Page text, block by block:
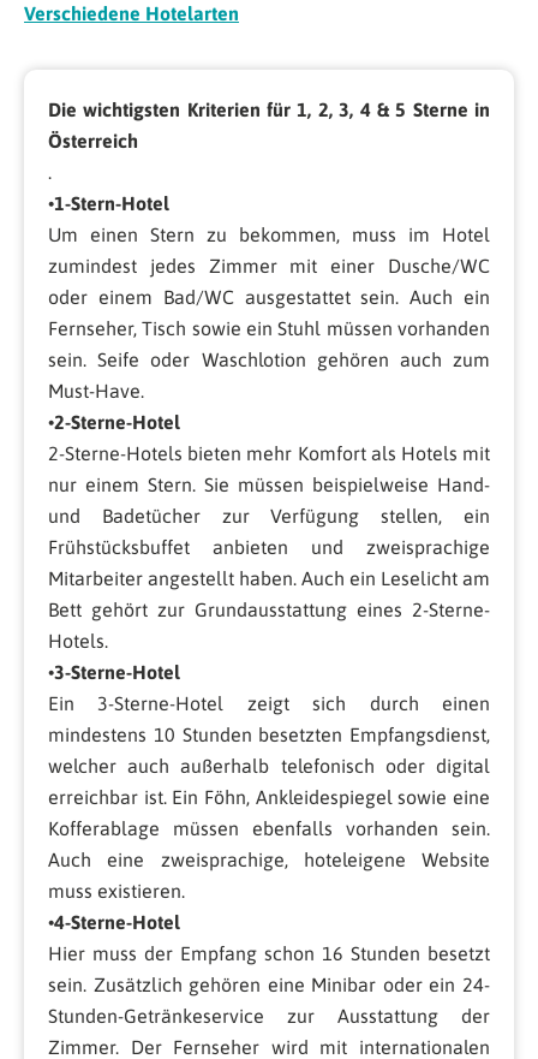
Verschiedene Hotelarten
Die wichtigsten Kriterien für 1, 2, 3, 4 & 5 Sterne in
Österreich
.
•1-Stern-Hotel
Um einen Stern zu bekommen, muss im Hotel
zumindest jedes Zimmer mit einer Dusche/WC
oder einem Bad/WC ausgestattet sein. Auch ein
Fernseher, Tisch sowie ein Stuhl müssen vorhanden
sein. Seife oder Waschlotion gehören auch zum
Must-Have.
•2-Sterne-Hotel
2-Sterne-Hotels bieten mehr Komfort als Hotels mit
nur einem Stern. Sie müssen beispielweise Hand-
und Badetücher zur Verfügung stellen, ein
Frühstücksbuffet anbieten und zweisprachige
Mitarbeiter angestellt haben. Auch ein Leselicht am
Bett gehört zur Grundausstattung eines 2-Sterne-
Hotels.
•3-Sterne-Hotel
Ein 3-Sterne-Hotel zeigt sich durch einen
mindestens 10 Stunden besetzten Empfangsdienst,
welcher auch außerhalb telefonisch oder digital
erreichbar ist. Ein Föhn, Ankleidespiegel sowie eine
Kofferablage müssen ebenfalls vorhanden sein.
Auch eine zweisprachige, hoteleigene Website
muss existieren.
•4-Sterne-Hotel
Hier muss der Empfang schon 16 Stunden besetzt
sein. Zusätzlich gehören eine Minibar oder ein 24-
Stunden-Getränkeservice zur Ausstattung der
Zimmer. Der Fernseher wird mit internationalen